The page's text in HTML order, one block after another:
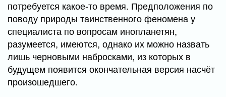
потребуется какое-то время. Предположения по
поводу природы таинственного феномена у
специалиста по вопросам инопланетян,
разумеется, имеются, однако их можно назвать
лишь черновыми набросками, из которых в
будущем появится окончательная версия насчёт
произошедшего.